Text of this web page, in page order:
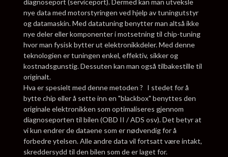
diagnoseport (serviceport). Dermed kan man utveksle
nye data med motorstyringen ved hjelp av tuningutstyr
og datamaskin. Med datatuning benytter man altså ikke
nye deler eller komponenter i motsetning til chip-tuning
hvor man fysisk bytter ut elektronikkdeler. Med denne
teknologien er tuningen enkel, effektiv, sikker og
kostnadsgunstig. Dessuten kan man også tilbakestille til
originalt.
Hva er spesielt med denne metoden ? I stedet for å
bytte chip eller å sette inn en "blackbox" benyttes den
originale elektronikken som optimaliseres gjennom
diagnoseporten til bilen (OBD II / ADS osv). Det betyr at
vi kun endrer de dataene som er nødvendig for å
forbedre ytelsen. Alle andre data vil fortsatt være intakt,
skreddersydd til den bilen som de er laget for.